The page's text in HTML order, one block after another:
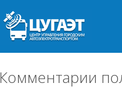
Комментарии